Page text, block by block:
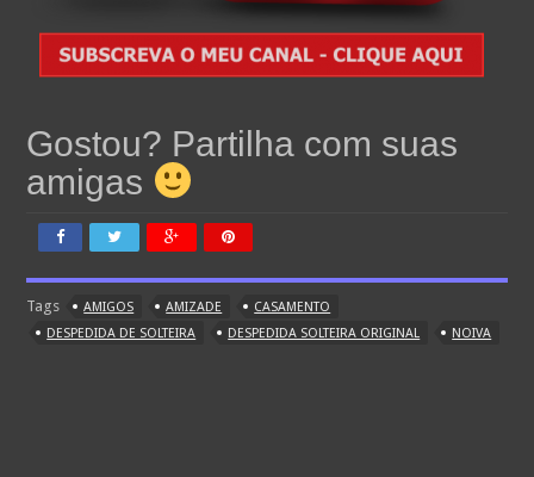
Gostou? Partilha com suas
amigas
Tags AMIGOS AMIZADE
CASAMENTO
DESPEDIDA DE SOLTEIRA
DESPEDIDA SOLTEIRA ORIGINAL NOIVA